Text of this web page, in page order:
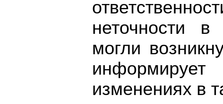
неточности
могли
изменениях в